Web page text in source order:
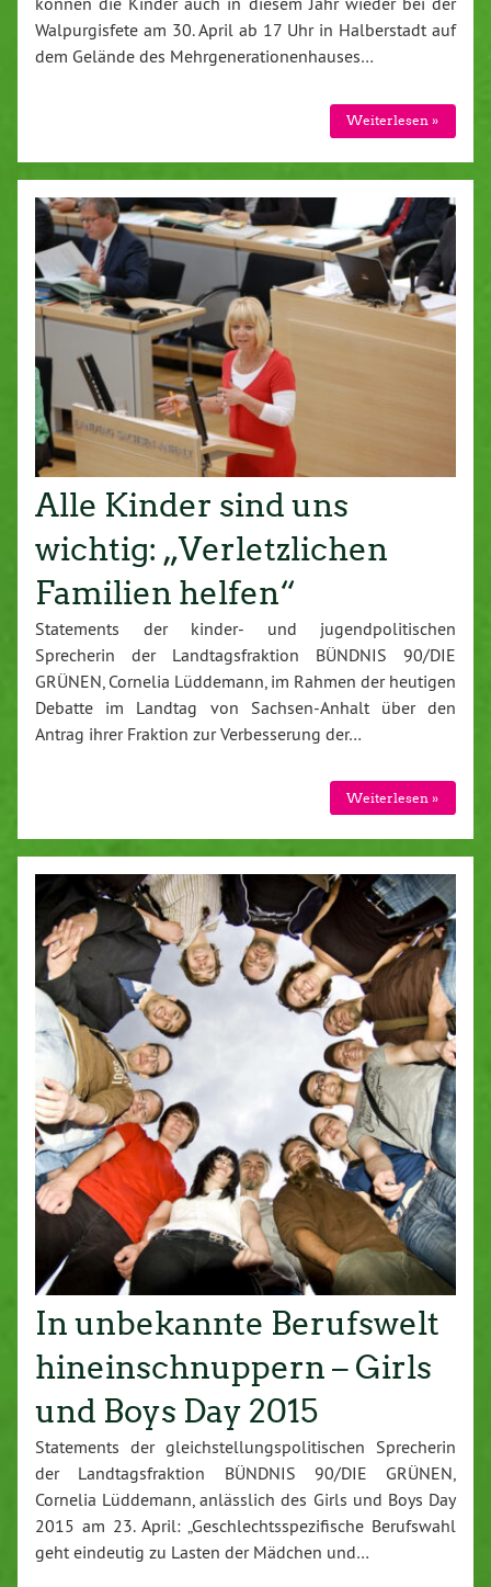
Walpurgisfete am 30. April ab 17 Uhr in Halberstadt auf
dem Gelände des Mehrgenerationenhauses…
Weiterlesen »
Alle Kinder sind uns
wichtig: „Verletzlichen
Familien helfen“
Statements der kinder- und jugendpolitischen
Sprecherin der Landtagsfraktion BÜNDNIS 90/DIE
GRÜNEN, Cornelia Lüddemann, im Rahmen der heutigen
Debatte im Landtag von Sachsen-Anhalt über den
Antrag ihrer Fraktion zur Verbesserung der…
Weiterlesen »
In unbekannte Berufswelt
hineinschnuppern – Girls
und Boys Day 2015
Statements der gleichstellungspolitischen Sprecherin
der Landtagsfraktion BÜNDNIS 90/DIE GRÜNEN,
Cornelia Lüddemann, anlässlich des Girls und Boys Day
2015 am 23. April: „Geschlechtsspezifische Berufswahl
geht eindeutig zu Lasten der Mädchen und…